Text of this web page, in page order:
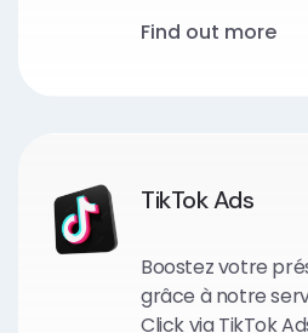
et obtenez des
Find out more
TikTok Ads
Boostez votre
grâce à notre
Click via TikTok